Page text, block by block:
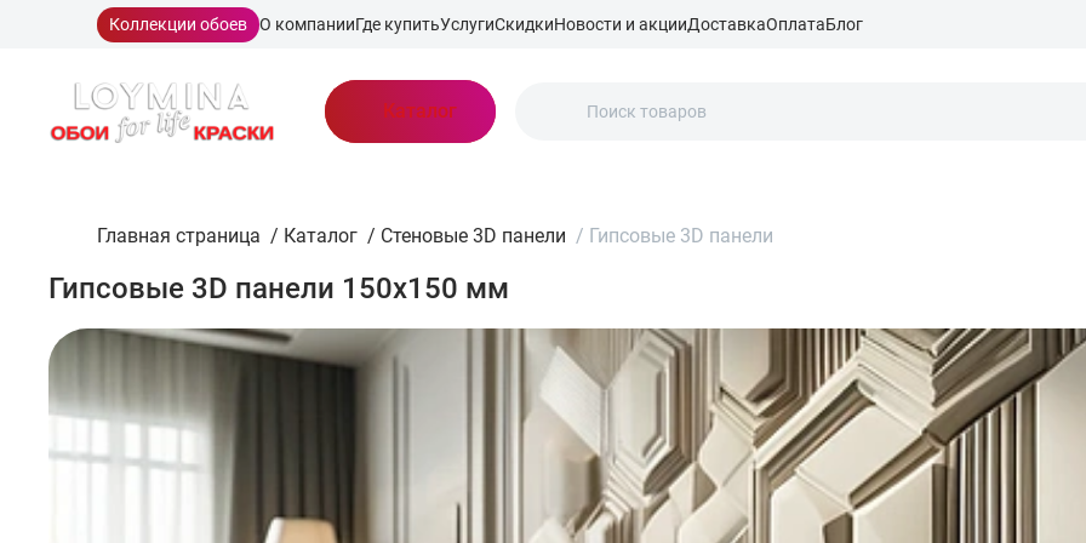
Коллекции обоев О компанииГде купитьУслугиСкидкиНовости и акцииДоставкаОплатаБлог
Каталог
Главная страница / Каталог / Стеновые 3D панели / Гипсовые 3D панели
Гипсовые 3D панели 150x150 мм